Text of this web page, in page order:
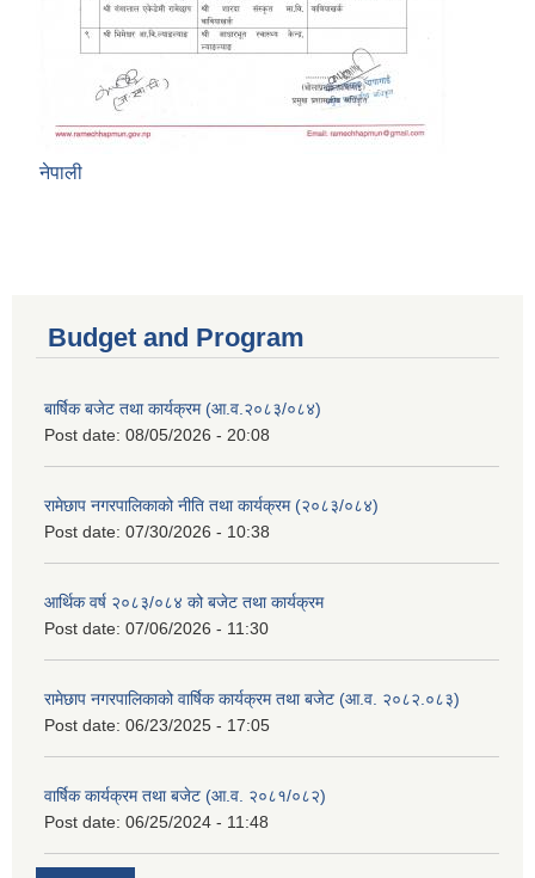
नेपाली
Budget and Program
बार्षिक बजेट तथा कार्यक्रम (आ.व.२०८३/०८४)
Post date: 08/05/2026 - 20:08
रामेछाप नगरपालिकाको नीति तथा कार्यक्रम (२०८३/०८४)
Post date: 07/30/2026 - 10:38
आर्थिक वर्ष २०८३/०८४ को बजेट तथा कार्यक्रम
Post date: 07/06/2026 - 11:30
रामेछाप नगरपालिकाको वार्षिक कार्यक्रम तथा बजेट (आ.व. २०८२.०८३)
Post date: 06/23/2025 - 17:05
वार्षिक कार्यक्रम तथा बजेट (आ.व. २०८१/०८२)
Post date: 06/25/2024 - 11:48